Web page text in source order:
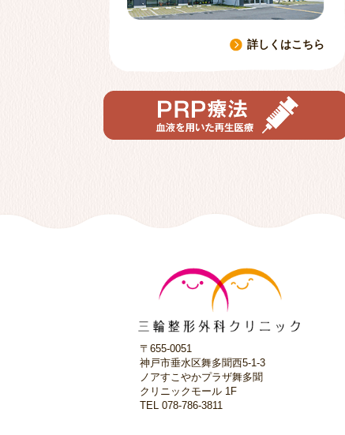
詳しくはこちら
〒655-0051
神戸市垂水区舞多聞西5-1-3
ノアすこやかプラザ舞多聞
クリニックモール 1F
TEL 078-786-3811